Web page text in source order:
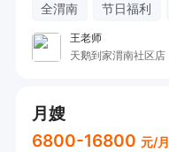
全渭南 节日福利
王老师
天鹅到家渭南社区店
月嫂
6800-16800 元/月